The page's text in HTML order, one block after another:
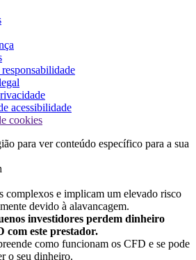
acessibilidade
cookies
para ver conteúdo específico para a sua
complexos e implicam um elevado risco
devido à alavancagem.
investidores perdem dinheiro
com este prestador.
como funcionam os CFD e se pode
o seu dinheiro.